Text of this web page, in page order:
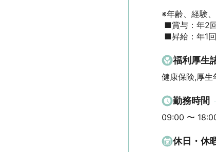
※年齢、経験
■昇給：年1回
福利厚生
健康保険,厚生
勤務時間
09:00 〜
休日・休